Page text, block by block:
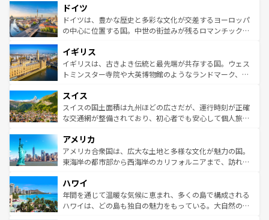
せる。地方によって風土や気候が異なるスペインはその個
性で訪れる人を魅了する。 なお、新着のスペイン情報は コ
ンテンツ一覧を参照してほしい。
で、幅広い魅力が詰まっている。華麗な宮殿、歴史的な大
聖堂、美しいビーチ、そして豊かな自然が、訪れる者を心
から魅了する。また、フランスは美食の国としても知ら
いる。シャンパンの発祥地であるランス、プロヴァンスの
香り高いラベンダー畑など、多彩な楽しみ方が可能だ。さ
らに、パリ以外の地域にも魅力が溢れており、どの街角に
れる地方に足を運ぶとそれぞれで全く異なる文化を体験で
きるだろう。 なお、新着のフランス情報はコンテンツ一覧
を参照してほしい。
ドイツ
ドイツは、豊かな歴史と多彩な文化が交差するヨーロッパ
の中心に位置する国。中世の街並みが残るロマンチック街
顔を持つこの国は、どこを歩いても飽きることがない。ベ
ルリンの文化的活気、バイエルン州のアルプスの絶景、そ
してライン川沿いのワイン畑といった風景は必見。ビール
は、お酒好きな人にはぜひ体験してほしい。 なお、新着の
ドイツ情報はコンテンツ一覧を参照してほしい。
イギリス
イギリスは、古きよき伝統と最先端が共存する国。ウェス
トミンスター寺院や大英博物館のようなランドマーク、歴
リアごとに異なる魅力がある。また、優雅なアフタヌーン
ティー、ビール好きにはたまらない英国パブ、サッカー観
戦など、本場だからこそできる体験も豊富。イギリスを旅
ンツ一覧を参照してほしい。
スイス
スイスの国土面積は九州ほどの広さだが、運行時刻が正確
な交通網が整備されており、初心者でも安心して個人旅行
の建物がそのまま残る町や、スイスならではのユニークな
博物館もあり、アルプス観光だけでなく町歩きも満喫する
ことができる。国民の所得が高いため物価も高いが、旅行
ば市内交通費無料で観光を楽しむこともできる。 なお、新
着のスイス情報はコンテンツ一覧 を参照してほしい。
アメリカ
アメリカ合衆国は、広大な土地と多様な文化が魅力の国。
東海岸の都市部から西海岸のカリフォルニアまで、訪れる
のような巨大都市は、観光、ショッピング、エンターテイ
ンメントが詰まった刺激的なスポットだ。一方、アメリカ
西部には大自然が広がり、グランドキャニオンやイエロー
ハワイ
年間を通じて温暖な気候に恵まれ、多くの島で構成される
ハワイは、どの島も独自の魅力をもっている。大自然の神